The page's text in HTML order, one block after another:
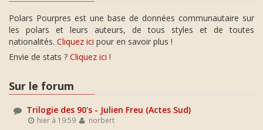
Polars Pourpres est une base de données communautaire sur
les polars et leurs auteurs, de tous styles et de toutes
nationalités. Cliquez ici pour en savoir plus !
Envie de stats ? Cliquez ici !
Sur le forum
Trilogie des 90's - Julien Freu (Actes Sud)
hier à 19:59 norbert